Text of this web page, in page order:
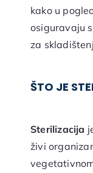
kako u
osiguravaju
za
ŠTO JE
Sterilizacija
živi